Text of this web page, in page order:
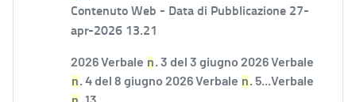
Contenuto Web - Data di Pubblicazione 27-
apr-2026 13.21
2026 Verbale n. 3 del 3 giugno 2026 Verbale
n. 4 del 8 giugno 2026 Verbale n. 5...Verbale